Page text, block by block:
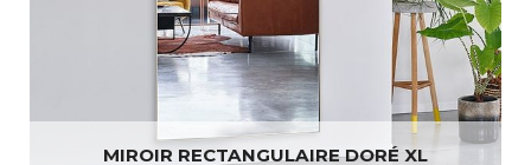
MIROIR RECTANGULAIRE DORÉ XL